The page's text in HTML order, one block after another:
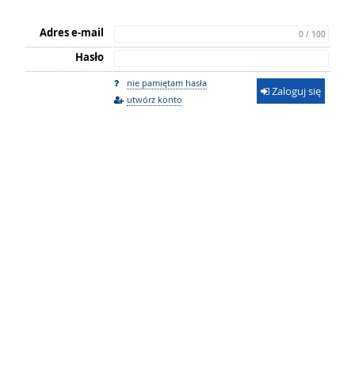
Adres e-mail 0 / 100
Hasło
nie pamiętam hasła
utwórz konto
Zaloguj się